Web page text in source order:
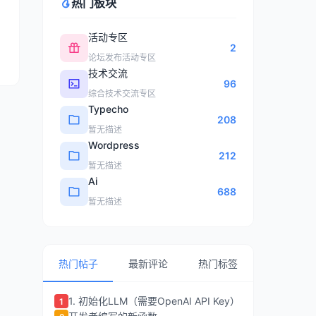
热门板块
活动专区
论坛发布活动专区
2
技术交流
综合技术交流专区
96
Typecho
暂无描述
208
Wordpress
暂无描述
212
Ai
暂无描述
688
热门帖子 最新评论 热门标签
1 1. 初始化LLM（需要OpenAI API Key）